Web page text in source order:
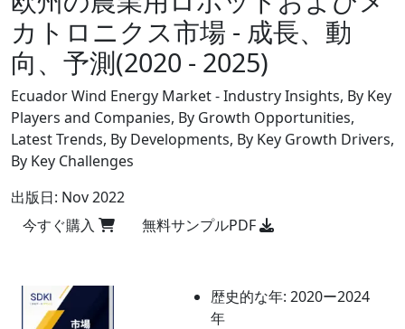
カトロニクス市場 - 成長、動
向、予測(2020 - 2025)
Ecuador Wind Energy Market - Industry Insights, By Key
Players and Companies, By Growth Opportunities,
Latest Trends, By Developments, By Key Growth Drivers,
By Key Challenges
出版日: Nov 2022
今すぐ購入
無料サンプルPDF
歴史的な年: 2020ー2024
年